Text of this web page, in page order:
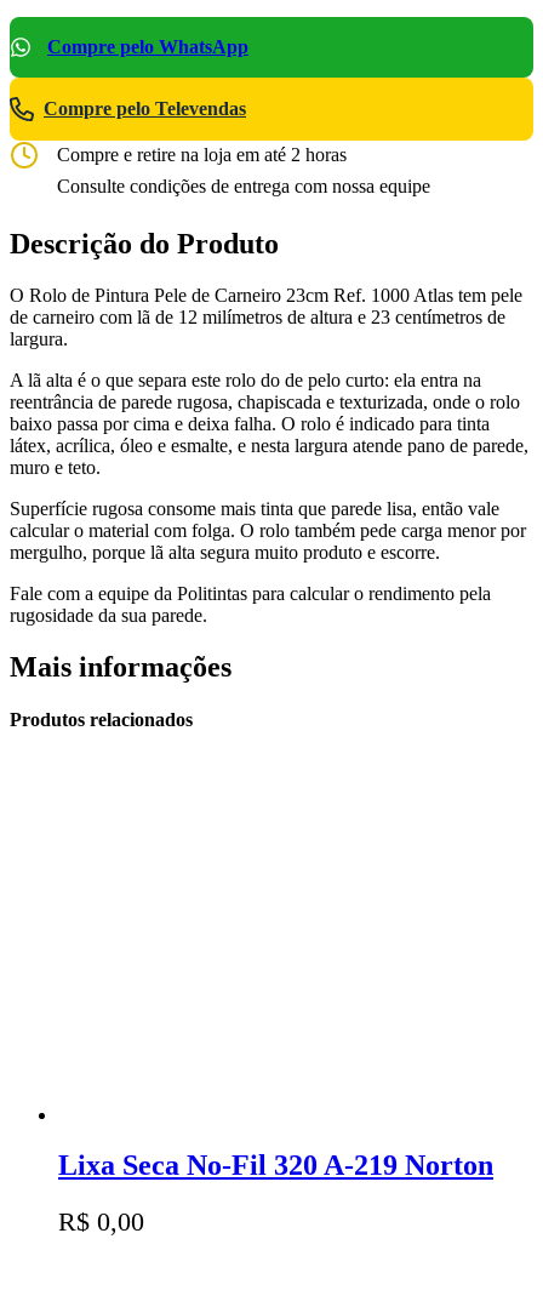
Compre pelo WhatsApp
Compre pelo Televendas
Compre e retire na loja em até 2 horas
Consulte condições de entrega com nossa equipe
Descrição do Produto
O Rolo de Pintura Pele de Carneiro 23cm Ref. 1000 Atlas tem pele
de carneiro com lã de 12 milímetros de altura e 23 centímetros de
largura.
A lã alta é o que separa este rolo do de pelo curto: ela entra na
reentrância de parede rugosa, chapiscada e texturizada, onde o rolo
baixo passa por cima e deixa falha. O rolo é indicado para tinta
látex, acrílica, óleo e esmalte, e nesta largura atende pano de parede,
muro e teto.
Superfície rugosa consome mais tinta que parede lisa, então vale
calcular o material com folga. O rolo também pede carga menor por
mergulho, porque lã alta segura muito produto e escorre.
Fale com a equipe da Politintas para calcular o rendimento pela
rugosidade da sua parede.
Mais informações
Produtos relacionados
Lixa Seca No-Fil 320 A-219 Norton
R$ 0,00